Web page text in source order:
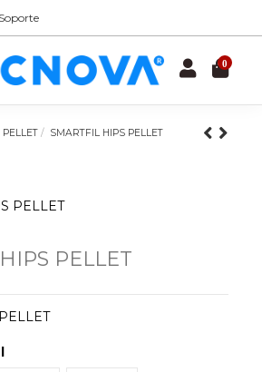
0
PELLET SMARTFIL HIPS PELLET
PELLET